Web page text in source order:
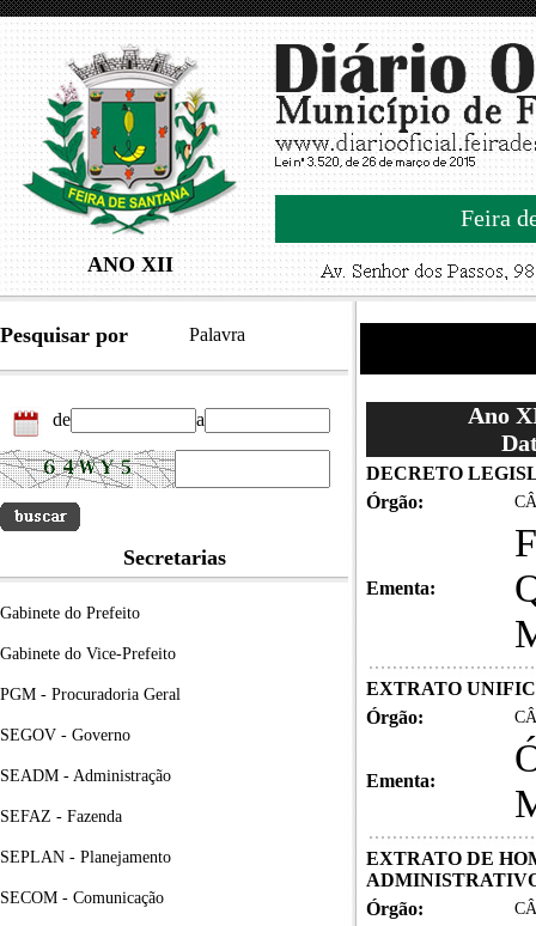
ANO XII
Feira
Pesquisar por Palavra
de a
Secretarias
Gabinete do Prefeito
Gabinete do Vice-Prefeito
PGM - Procuradoria Geral
SEGOV - Governo
SEADM - Administração
SEFAZ - Fazenda
SEPLAN - Planejamento
SECOM - Comunicação
Ano
DECRETO
Órgão:
Ementa:
EXTRATO
Órgão:
Ementa:
EXTRATO DE
ADMINISTRATIVO
Órgão: